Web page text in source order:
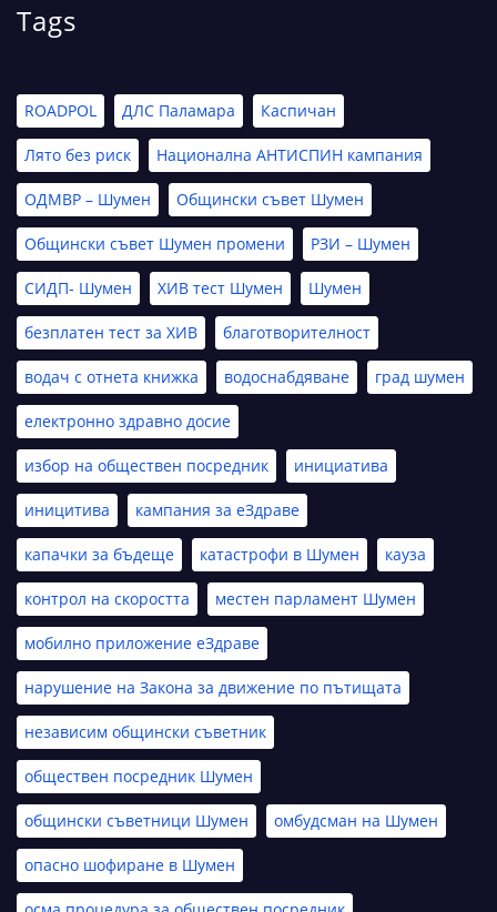
Tags
ROADPOL ДЛС Паламара Каспичан
Лято без риск Национална АНТИСПИН кампания
ОДМВР – Шумен Общински съвет Шумен
Общински съвет Шумен промени РЗИ – Шумен
СИДП- Шумен ХИВ тест Шумен Шумен
безплатен тест за ХИВ благотворителност
водач с отнета книжка водоснабдяване град шумен
електронно здравно досие
избор на обществен посредник инициатива
иницитива кампания за еЗдраве
капачки за бъдеще катастрофи в Шумен кауза
контрол на скоростта местен парламент Шумен
мобилно приложение еЗдраве
нарушение на Закона за движение по пътищата
независим общински съветник
обществен посредник Шумен
общински съветници Шумен омбудсман на Шумен
опасно шофиране в Шумен